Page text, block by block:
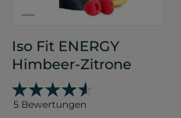
Iso Fit ENERGY
Himbeer-Zitrone
5 Bewertungen